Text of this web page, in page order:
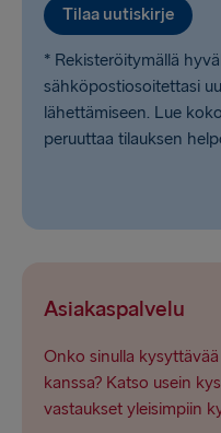
Tilaa uutiskirje
* Rekisteröitymällä
sähköpostiosoitettasi
lähettämiseen. Lue koko
peruuttaa tilauksen
Asiakaspalvelu
Onko sinulla
kanssa? Katso usein
vastaukset yleisimpiin